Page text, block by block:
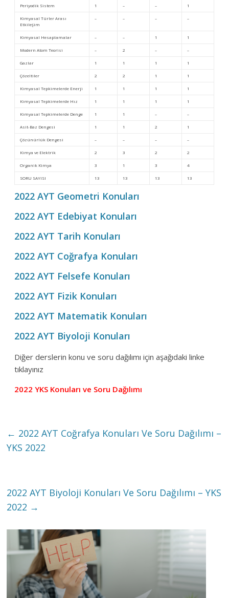
Periyodik Sistem 1 – – 1
Kimyasal Türler Arası
Etkileşim
– – – –
Kimyasal Hesaplamalar – – 1 1
Modern Atom Teorisi – 2 – –
Gazlar 1 1 1 1
Çözeltiler 2 2 1 1
Kimyasal Tepkimelerde Enerji 1 1 1 1
Kimyasal Tepkimelerde Hız 1 1 1 1
Kimyasal Tepkimelerde Denge 1 1 – –
Asit-Baz Dengesi 1 1 2 1
Çözünürlük Dengesi – – – –
Kimya ve Elektrik 2 3 2 2
Organik Kimya 3 1 3 4
SORU SAYISI 13 13 13 13
2022 AYT Geometri Konuları
2022 AYT Edebiyat Konuları
2022 AYT Tarih Konuları
2022 AYT Coğrafya Konuları
2022 AYT Felsefe Konuları
2022 AYT Fizik Konuları
2022 AYT Matematik Konuları
2022 AYT Biyoloji Konuları
Diğer derslerin konu ve soru dağılımı için aşağıdaki linke
tıklayınız
2022 YKS Konuları ve Soru Dağılımı
← 2022 AYT Coğrafya Konuları Ve Soru Dağılımı –
YKS 2022
2022 AYT Biyoloji Konuları Ve Soru Dağılımı – YKS
2022 →